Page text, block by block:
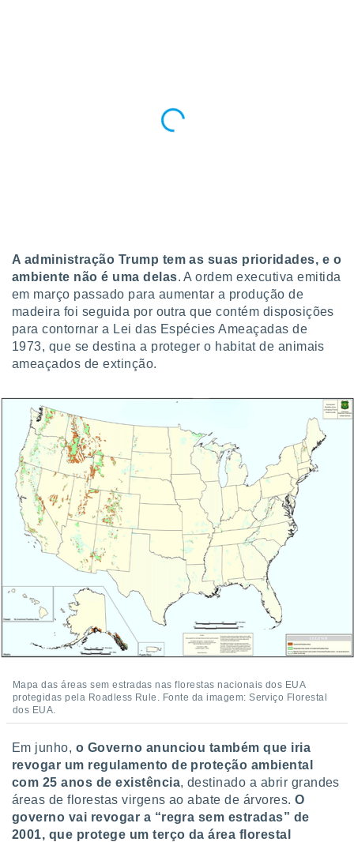
A administração Trump tem as suas prioridades, e o
ambiente não é uma delas. A ordem executiva emitida
em março passado para aumentar a produção de
madeira foi seguida por outra que contém disposições
para contornar a Lei das Espécies Ameaçadas de
1973, que se destina a proteger o habitat de animais
ameaçados de extinção.
Mapa das áreas sem estradas nas florestas nacionais dos EUA
protegidas pela Roadless Rule. Fonte da imagem: Serviço Florestal
dos EUA.
Em junho, o Governo anunciou também que iria
revogar um regulamento de proteção ambiental
com 25 anos de existência, destinado a abrir grandes
áreas de florestas virgens ao abate de árvores.O
governo vai revogar a “regra sem estradas” de
2001, que protege um terço da área florestal